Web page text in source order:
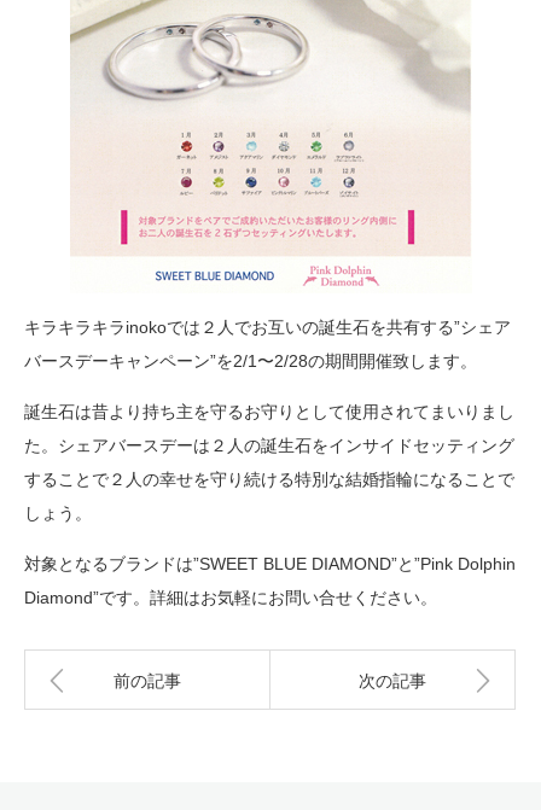
キラキラキラinokoでは２人でお互いの誕生石を共有する”シェア
バースデーキャンペーン”を2/1〜2/28の期間開催致します。
誕生石は昔より持ち主を守るお守りとして使用されてまいりまし
た。シェアバースデーは２人の誕生石をインサイドセッティング
することで２人の幸せを守り続ける特別な結婚指輪になることで
しょう。
対象となるブランドは”SWEET BLUE DIAMOND”と”Pink Dolphin
Diamond”です。詳細はお気軽にお問い合せください。
前の記事 次の記事